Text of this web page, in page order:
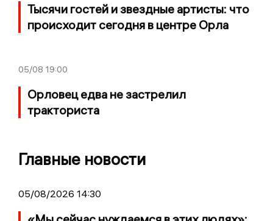
Тысячи гостей и звездные артисты: что
происходит сегодня в центре Орла
05/08 19:00
Орловец едва не застрелил
тракториста
Главные новости
05/08/2026 14:30